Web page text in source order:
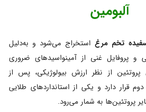
آلبومین
تخم‌ مرغ استخراج می‌شود و به‌دلیل
و پروفایل غنی از آمینواسیدهای ضروری
از نظر ارزش بیولوژیکی، پس از
قرار دارد و یکی از استانداردهای طلایی
پروتئین‌ها به شمار می‌رود.